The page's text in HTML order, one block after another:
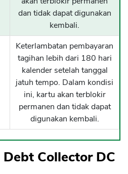
dan tidak dapat digunakan
kembali.
Keterlambatan pembayaran
tagihan lebih dari 180 hari
kalender setelah tanggal
jatuh tempo. Dalam kondisi
ini, kartu akan terblokir
permanen dan tidak dapat
digunakan kembali.
Collector DC